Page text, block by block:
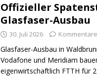
Offizieller
Glasfaser-Ausbau
30. Juli 2026
Glasfaser-Ausbau in
Vodafone und Meridiam
eigenwirtschaftlich FTTH für